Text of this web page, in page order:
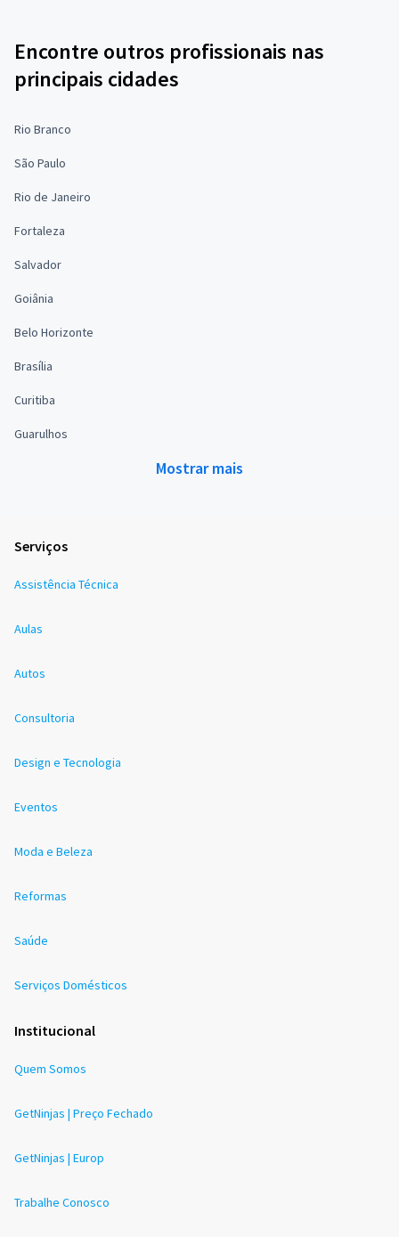
Encontre outros profissionais nas
principais cidades
Rio Branco
São Paulo
Rio de Janeiro
Fortaleza
Salvador
Goiânia
Belo Horizonte
Brasília
Curitiba
Guarulhos
Mostrar mais
Serviços
Assistência Técnica
Aulas
Autos
Consultoria
Design e Tecnologia
Eventos
Moda e Beleza
Reformas
Saúde
Serviços Domésticos
Institucional
Quem Somos
GetNinjas | Preço Fechado
GetNinjas | Europ
Trabalhe Conosco